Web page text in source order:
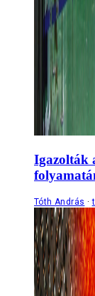
Igazolták
Tóth András